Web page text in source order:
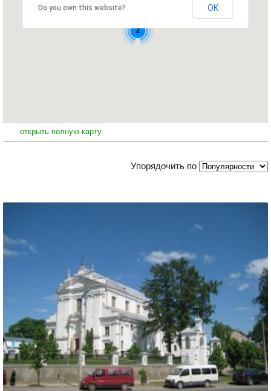
2
Do you own this website? OK
открыть полную карту
Упорядочить по